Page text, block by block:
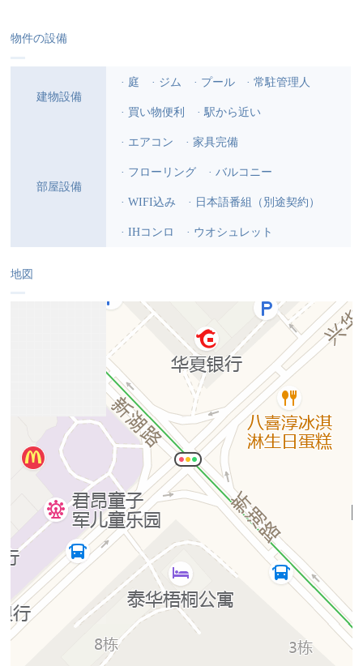
物件の設備
建物設備
· 庭 · ジム · プール · 常駐管理人
· 買い物便利 · 駅から近い
部屋設備
· エアコン · 家具完備
· フローリング · バルコニー
· WIFI込み · 日本語番組（別途契約）
· IHコンロ · ウオシュレット
地図